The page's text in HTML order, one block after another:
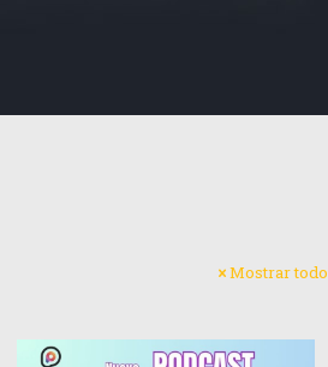
Mostrar todo